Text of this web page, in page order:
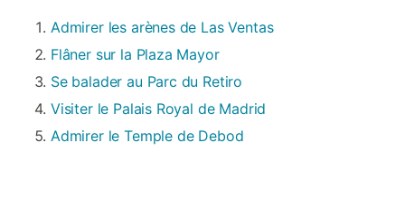
Admirer les arènes de Las Ventas
Flâner sur la Plaza Mayor
Se balader au Parc du Retiro
Visiter le Palais Royal de Madrid
Admirer le Temple de Debod